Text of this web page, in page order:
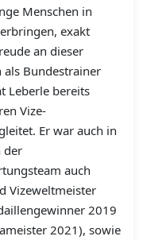
Menschen in
exakt
an dieser
als Bundestrainer
Leberle bereits
Vize-
Er war auch in
der
auch
Vizeweltmeister
2019
2021), sowie